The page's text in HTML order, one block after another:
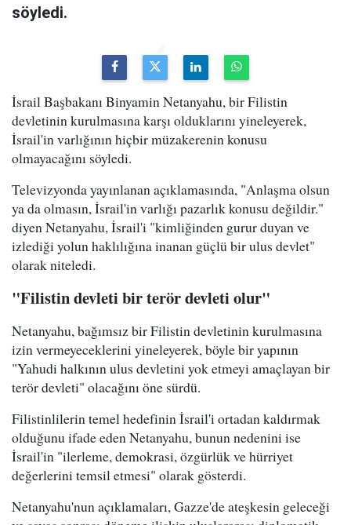
söyledi.
İsrail Başbakanı Binyamin Netanyahu, bir Filistin
devletinin kurulmasına karşı olduklarını yineleyerek,
İsrail'in varlığının hiçbir müzakerenin konusu
olmayacağını söyledi.
Televizyonda yayınlanan açıklamasında, "Anlaşma olsun
ya da olmasın, İsrail'in varlığı pazarlık konusu değildir."
diyen Netanyahu, İsrail'i "kimliğinden gurur duyan ve
izlediği yolun haklılığına inanan güçlü bir ulus devlet"
olarak niteledi.
"Filistin devleti bir terör devleti olur"
Netanyahu, bağımsız bir Filistin devletinin kurulmasına
izin vermeyeceklerini yineleyerek, böyle bir yapının
"Yahudi halkının ulus devletini yok etmeyi amaçlayan bir
terör devleti" olacağını öne sürdü.
Filistinlilerin temel hedefinin İsrail'i ortadan kaldırmak
olduğunu ifade eden Netanyahu, bunun nedenini ise
İsrail'in "ilerleme, demokrasi, özgürlük ve hürriyet
değerlerini temsil etmesi" olarak gösterdi.
Netanyahu'nun açıklamaları, Gazze'de ateşkesin geleceği